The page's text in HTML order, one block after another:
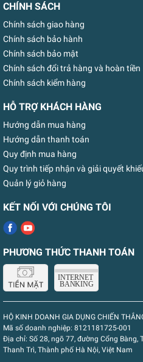
CHÍNH SÁCH
Chính sách giao hàng
Chính sách bảo hành
Chính sách bảo mật
Chính sách đổi trả hàng và hoàn tiền
Chính sách kiểm hàng
HỖ TRỢ KHÁCH HÀNG
Hướng dẫn mua hàng
Hướng dẫn thanh toán
Quy định mua hàng
Quy trình tiếp nhận và giải quyết
Quản lý giỏ hàng
KẾT NỐI VỚI CHÚNG TÔI
PHƯƠNG THỨC THANH TOÁN
HỘ KINH DOANH GIA DỤNG CHIẾN
Mã số doanh nghiệp: 8121181725-001
Địa chỉ: Số 28, ngõ 77, đường Cổng Bàng,
Thanh Trì, Thành phố Hà Nội, Việt Nam